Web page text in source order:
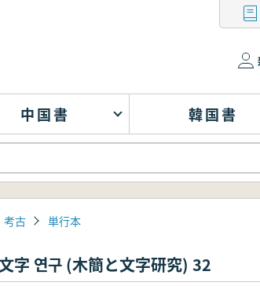
中国書 韓国書
考古 単行本
字 연구 (木簡と文字研究) 32